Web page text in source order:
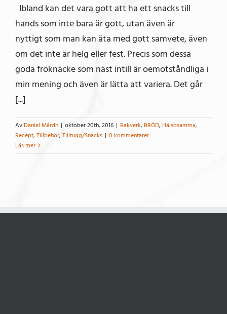
Ibland kan det vara gott att ha ett snacks till
hands som inte bara är gott, utan även är
nyttigt som man kan äta med gott samvete, även
om det inte är helg eller fest. Precis som dessa
goda fröknäcke som näst intill är oemotståndliga i
min mening och även är lätta att variera. Det går
[...]
Av Daniel Mårdh | oktober 20th, 2016 | Bakverk, BRÖD, Hälsosamma,
Recept, Tillbehör, Tilltugg/Snacks | 0 kommentarer
Läs mer